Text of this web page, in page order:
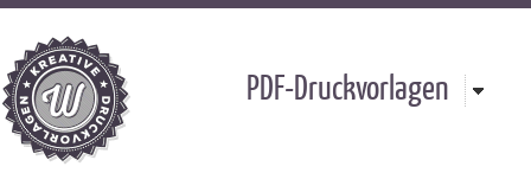
PDF-Druckvorlagen